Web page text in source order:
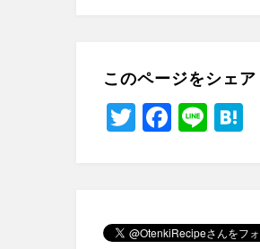
このページをシェア
T
F
b
Li
a